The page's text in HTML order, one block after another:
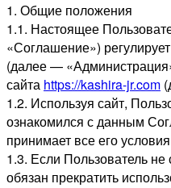
1. Общие положения
1.1. Настоящее
«Соглашение»)
(далее —
сайта https://kashira-jr.com
1.2. Используя сайт,
ознакомился с данным
принимает все его
1.3. Если Пользователь не
обязан прекратить